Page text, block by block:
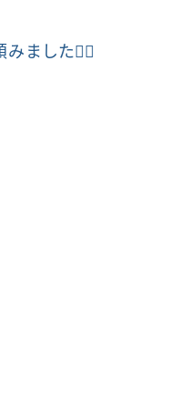
ました👌🏼